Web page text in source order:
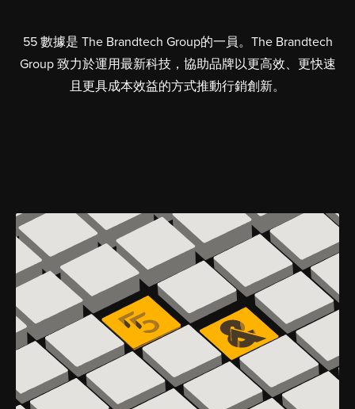
55 數據是 The Brandtech Group的一員。The Brandtech
Group 致力於運用最新科技，協助品牌以更高效、更快速
且更具成本效益的方式推動行銷創新。